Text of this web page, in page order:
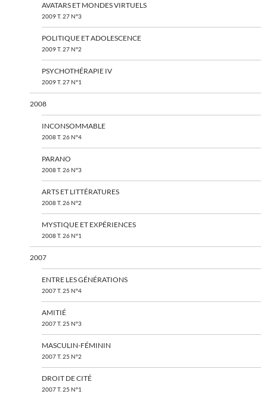
AVATARS ET MONDES VIRTUELS
2009 T. 27 N°3
POLITIQUE ET ADOLESCENCE
2009 T. 27 N°2
PSYCHOTHÉRAPIE IV
2009 T. 27 N°1
2008
INCONSOMMABLE
2008 T. 26 N°4
PARANO
2008 T. 26 N°3
ARTS ET LITTÉRATURES
2008 T. 26 N°2
MYSTIQUE ET EXPÉRIENCES
2008 T. 26 N°1
2007
ENTRE LES GÉNÉRATIONS
2007 T. 25 N°4
AMITIÉ
2007 T. 25 N°3
MASCULIN-FÉMININ
2007 T. 25 N°2
DROIT DE CITÉ
2007 T. 25 N°1